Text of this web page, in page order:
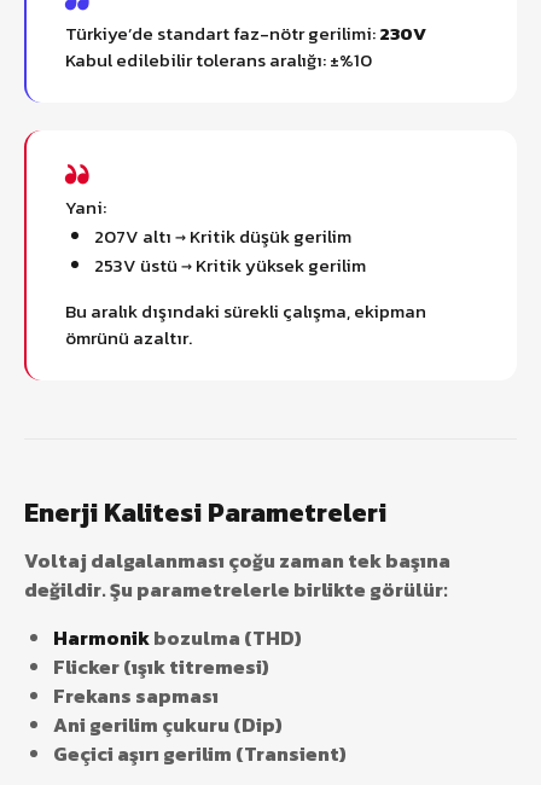
Türkiye’de standart faz-nötr gerilimi:230V
Kabul edilebilir tolerans aralığı: ±%10
Yani:
207V altı → Kritik düşük gerilim
253V üstü → Kritik yüksek gerilim
Bu aralık dışındaki sürekli çalışma, ekipman
ömrünü azaltır.
Enerji Kalitesi Parametreleri
Voltaj dalgalanması çoğu zaman tek başına
değildir. Şu parametrelerle birlikte görülür:
Harmonikbozulma (THD)
Flicker (ışık titremesi)
Frekans sapması
Ani gerilim çukuru (Dip)
Geçici aşırı gerilim (Transient)